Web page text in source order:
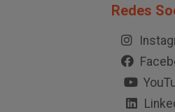
Redes